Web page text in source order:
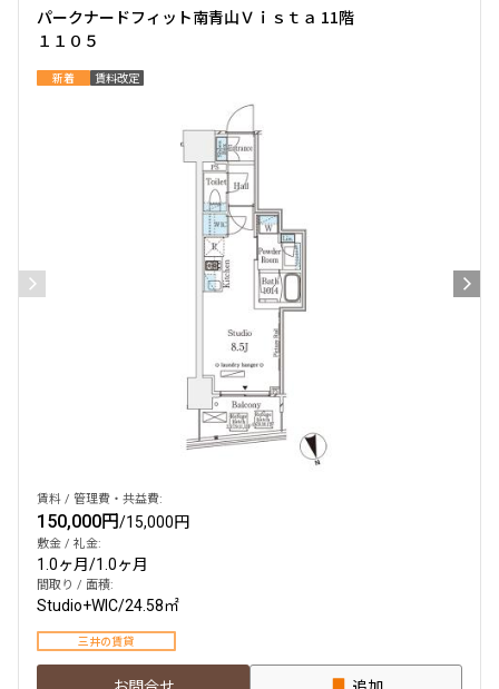
パークナードフィット南青山Ｖｉｓｔａ 11階
１１０５
新着 賃料改定
賃料 / 管理費・共益費:
150,000円/15,000円
敷金 / 礼金:
1.0ヶ月/1.0ヶ月
間取り / 面積:
Studio+WIC/24.58㎡
三井の賃貸